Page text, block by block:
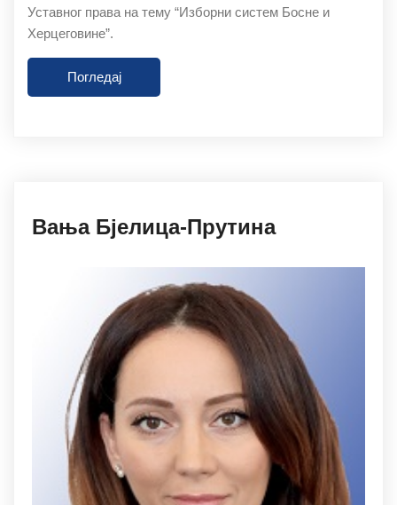
Уставног права на тему “Изборни систем Босне и
Херцеговине”.
Погледај
Вaњa Бjeлицa-Прутинa